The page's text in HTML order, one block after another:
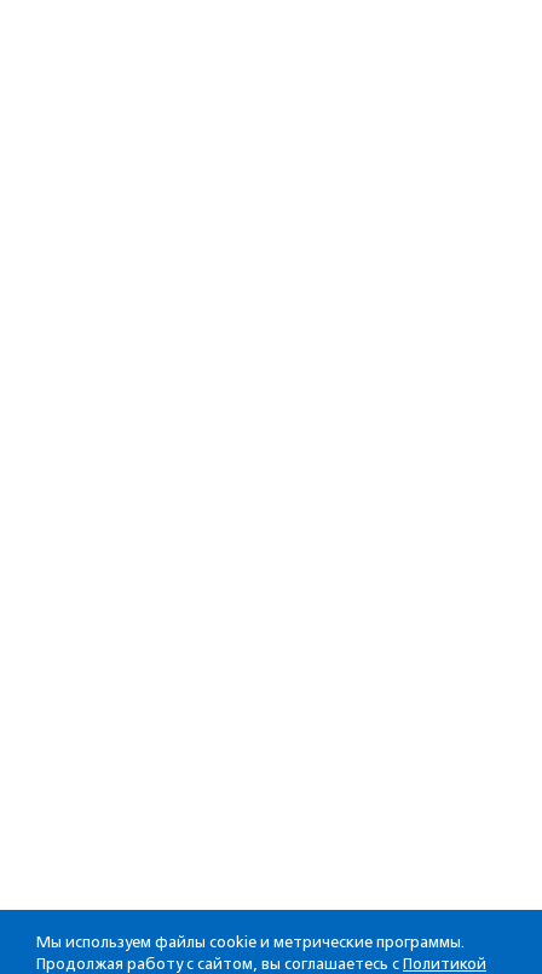
Мы используем файлы cookie и метрические программы.
Продолжая работу с сайтом, вы соглашаетесь с Политикой